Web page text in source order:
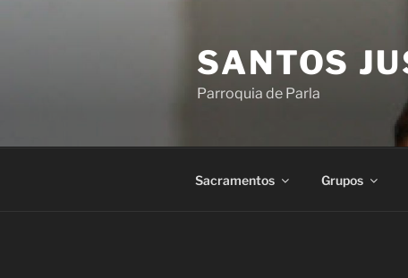
SANTOS
Parroquia de Parla
Sacramentos Grupos